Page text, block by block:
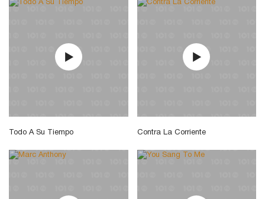
Todo A Su Tiempo Contra La Corriente